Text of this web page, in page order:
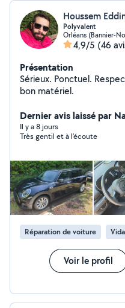
Houssem
Polyvalent
Orléans (Bannier-
4,9/5 (46
Présentation
Sérieux. Ponctuel.
bon matériel.
Dernier avis laissé par
Il y a 8 jours
Très gentil et à l’écoute
Réparation de voiture
Voir le profil